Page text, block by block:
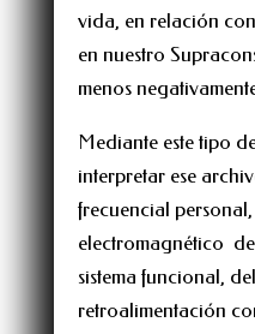
vida, en relación
en nuestro
menos
Mediante este tipo
interpretar ese
frecuencial
electromagnético
sistema funcional,
retroalimentación